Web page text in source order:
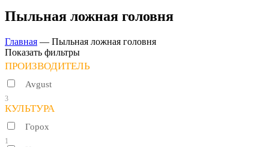
Пыльная ложная головня
Главная — Пыльная ложная головня
Показать фильтры
ПРОИЗВОДИТЕЛЬ
Avgust
3
КУЛЬТУРА
Горох
1